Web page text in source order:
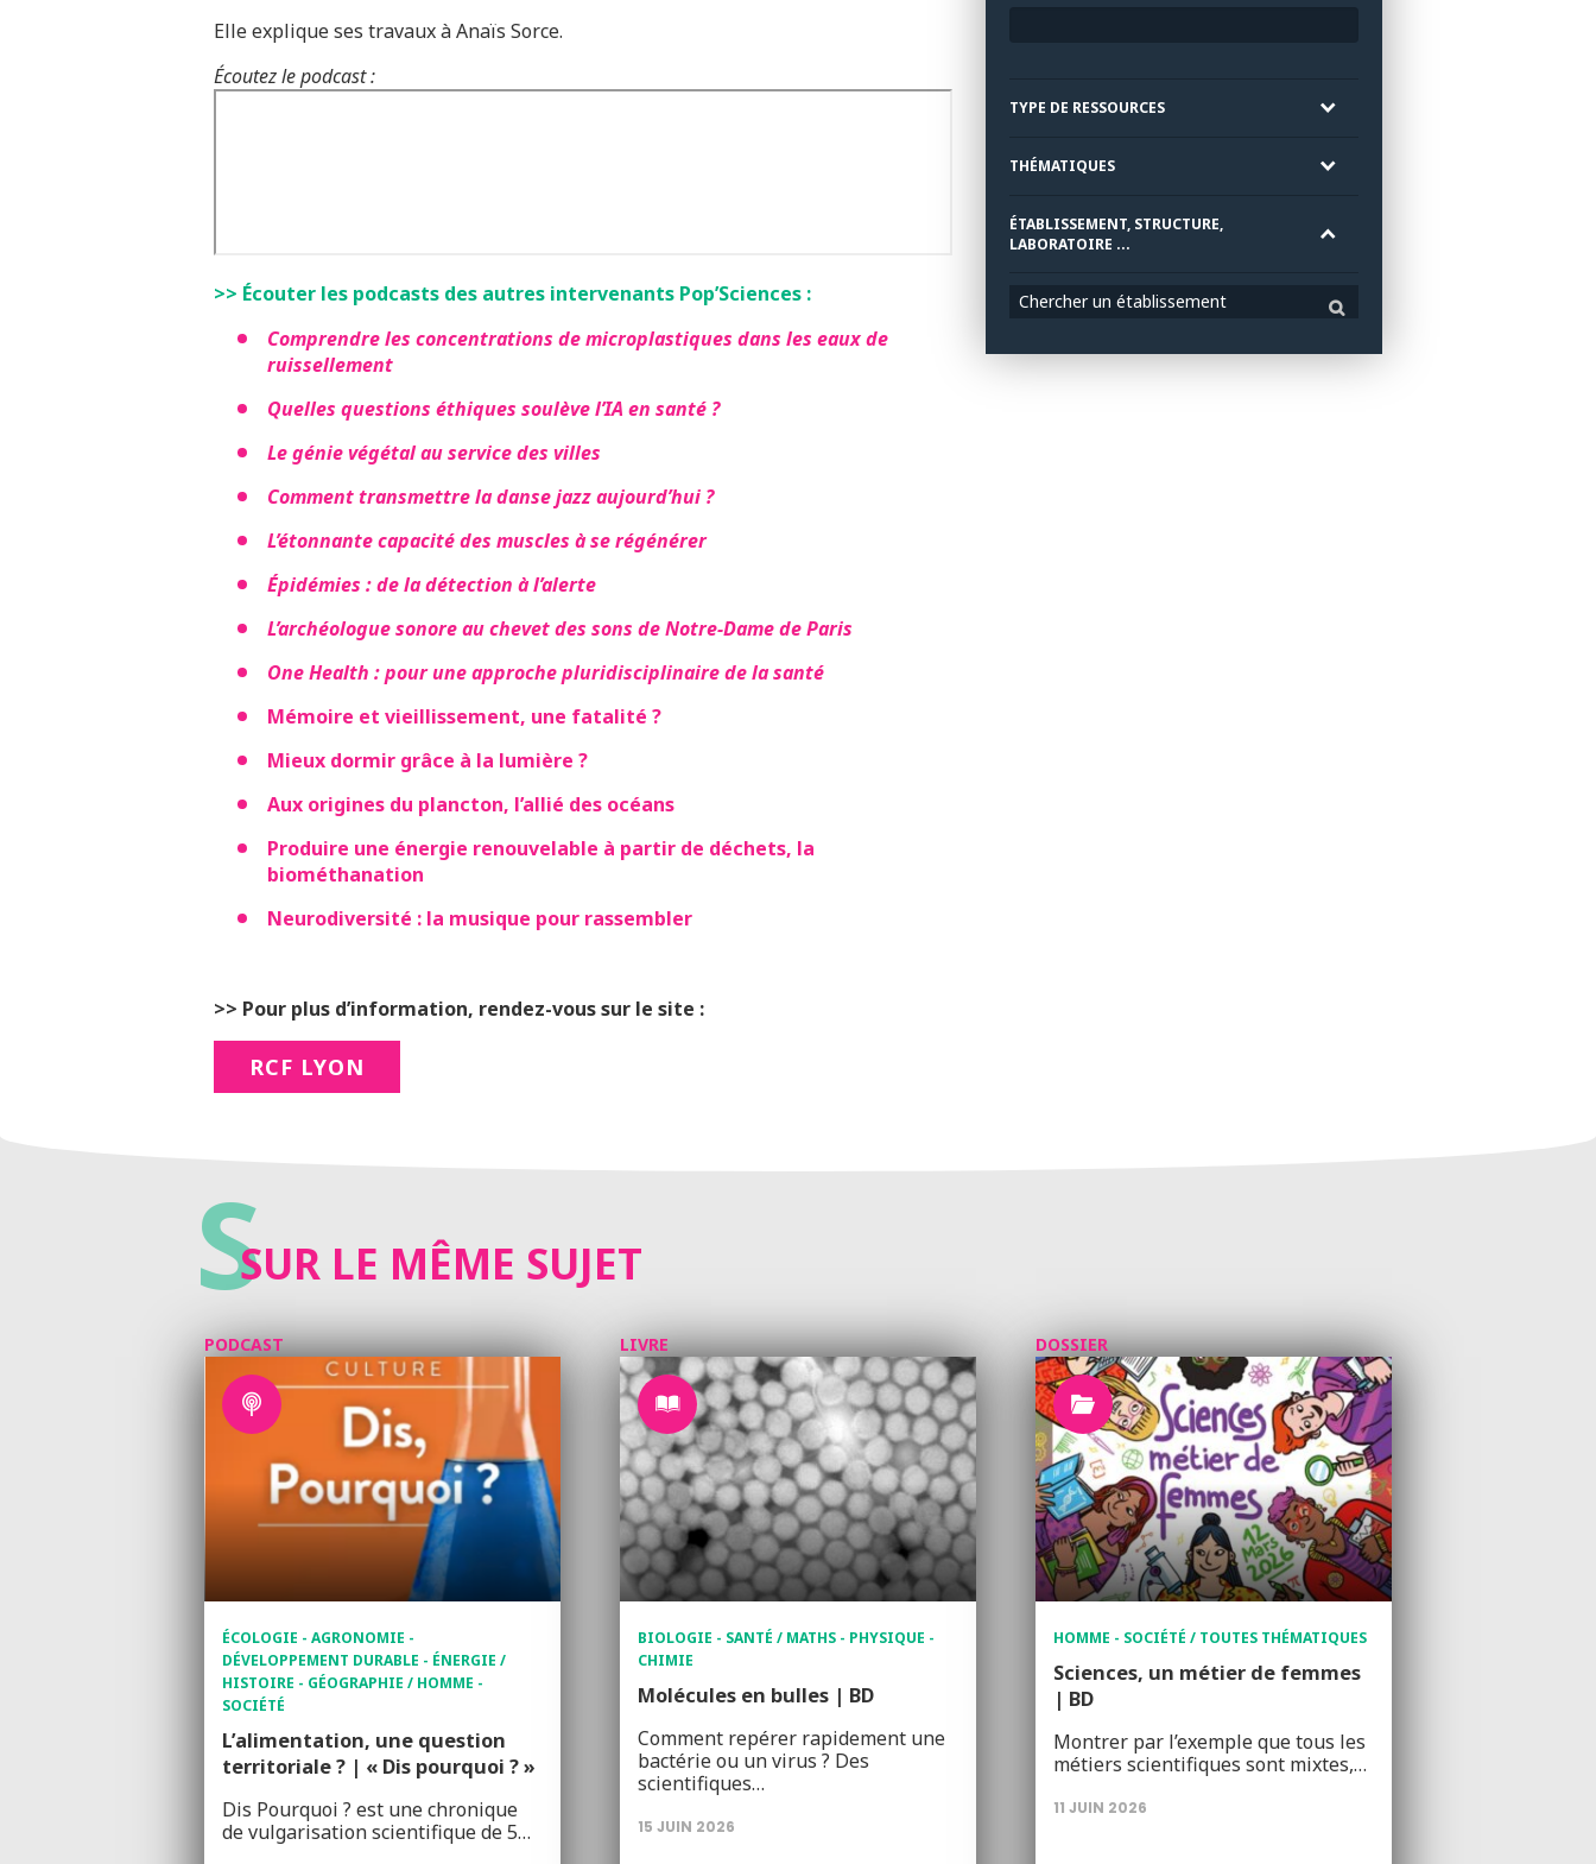
Elle explique ses travaux à Anaïs Sorce.
Écoutez le podcast :
>> Écouter les podcasts des autres intervenants Pop’Sciences :
Comprendre les concentrations de microplastiques dans les eaux de
ruissellement
Quelles questions éthiques soulève l’IA en santé ?
Le génie végétal au service des villes
Comment transmettre la danse jazz aujourd’hui ?
L’étonnante capacité des muscles à se régénérer
Épidémies : de la détection à l’alerte
L’archéologue sonore au chevet des sons de Notre-Dame de Paris
One Health : pour une approche pluridisciplinaire de la santé
Mémoire et vieillissement, une fatalité ?
Mieux dormir grâce à la lumière ?
Aux origines du plancton, l’allié des océans
Produire une énergie renouvelable à partir de déchets, la
biométhanation
Neurodiversité : la musique pour rassembler
>> Pour plus d’information, rendez-vous sur le site :
RCF LYON
TYPE DE RESSOURCES
THÉMATIQUES
ÉTABLISSEMENT, STRUCTURE,
LABORATOIRE ...
Chercher un établissement
SSUR LE MÊME SUJET
PODCAST
ÉCOLOGIE - AGRONOMIE -
DÉVELOPPEMENT DURABLE - ÉNERGIE /
HISTOIRE - GÉOGRAPHIE / HOMME -
SOCIÉTÉ
L’alimentation, une question
territoriale ? | « Dis pourquoi ? »
Dis Pourquoi ? est une chronique
de vulgarisation scientifique de 5…
LIVRE
BIOLOGIE - SANTÉ / MATHS - PHYSIQUE -
CHIMIE
Molécules en bulles | BD
Comment repérer rapidement une
bactérie ou un virus ? Des
scientifiques…
15 JUIN 2026
DOSSIER
HOMME - SOCIÉTÉ / TOUTES THÉMATIQUES
Sciences, un métier de femmes
| BD
Montrer par l’exemple que tous les
métiers scientifiques sont mixtes,…
11 JUIN 2026